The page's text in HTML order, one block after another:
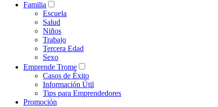
Familia
Escuela
Salud
Niños
Trabajo
Tercera Edad
Sexo
Emprende Trome
Casos de Éxito
Información Útil
Tips para Emprendedores
Promoción